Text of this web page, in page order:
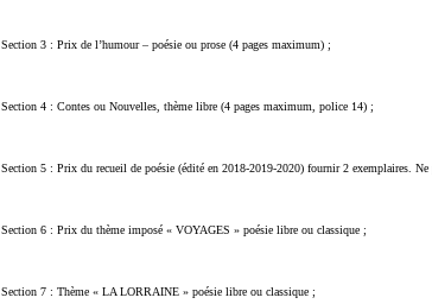
Section 3 : Prix de l’humour – poésie ou prose (4 pages maximum) ;
Section 4 : Contes ou Nouvelles, thème libre (4 pages maximum, police 14) ;
Section 5 : Prix du recueil de poésie (édité en 2018-2019-2020) fournir 2 exemplaires.
Section 6 : Prix du thème imposé « VOYAGES » poésie libre ou classique ;
Section 7 : Thème « LA LORRAINE » poésie libre ou classique ;